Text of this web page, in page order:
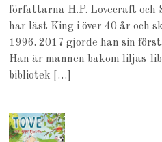
författarna H.P. Lovecraft och
har läst King i över 40 år och
1996. 2017 gjorde han sin
Han är mannen bakom liljas-
bibliotek […]